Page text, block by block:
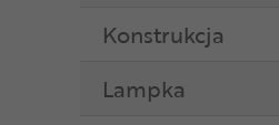
Konstrukcja
Lampka